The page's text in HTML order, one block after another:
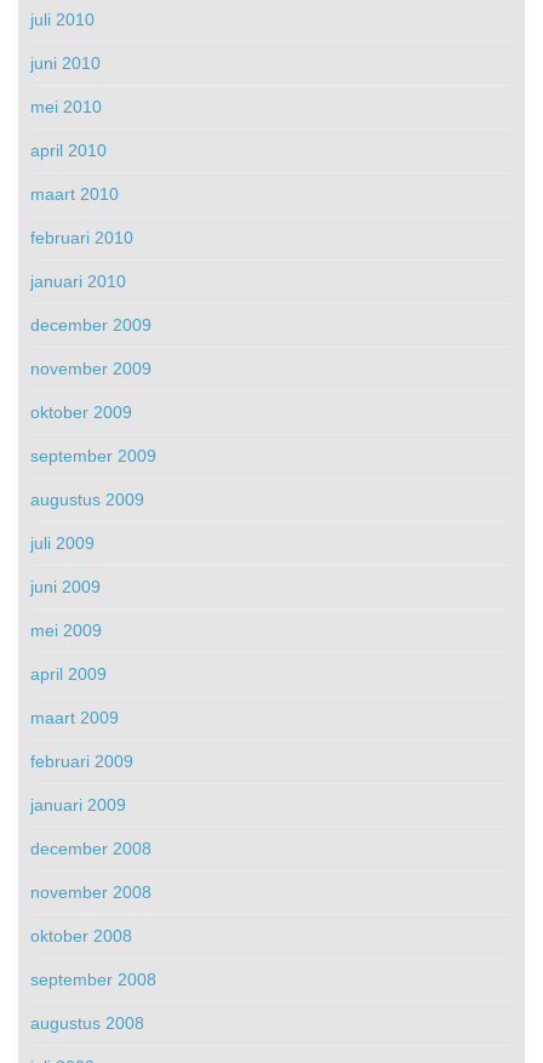
juli 2010
juni 2010
mei 2010
april 2010
maart 2010
februari 2010
januari 2010
december 2009
november 2009
oktober 2009
september 2009
augustus 2009
juli 2009
juni 2009
mei 2009
april 2009
maart 2009
februari 2009
januari 2009
december 2008
november 2008
oktober 2008
september 2008
augustus 2008